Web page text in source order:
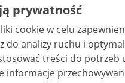
Treści tekstowe
udostępniane
warunkach 4.0
są
bez utworów
prywatność
cookie w celu
analizy ruchu i optymalizacji
treści do potrzeb